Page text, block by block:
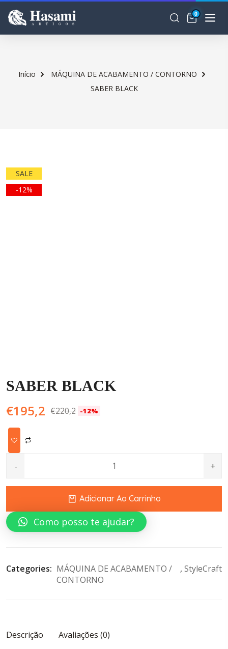
0
Início
MÁQUINA DE ACABAMENTO / CONTORNO
SABER BLACK
SALE
-12%
SABER BLACK
€220,2
O
preço
original
era:
€220,2.
€195,2 O
€195,2.
-12%
SABER BLACK quantity
Adicionar Ao Carrinho
Como posso te ajudar?
Categories: MÁQUINA DE ACABAMENTO /
CONTORNO
, StyleCraft
Descrição
Avaliações (0)